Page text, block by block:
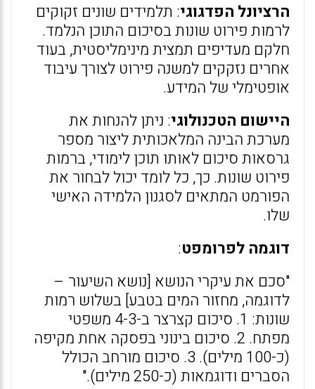
הרציונל הפדגוגי: תלמידים שונים זקוקים
לרמות פירוט שונות בסיכום התוכן הנלמד.
חלקם מעדיפים תמצית מינימליסטית, בעוד
אחרים נזקקים למשנה פירוט לצורך עיבוד
אופטימלי של המידע.
היישום הטכנולוגי: ניתן להנחות את
מערכת הבינה המלאכותית ליצור מספר
גרסאות סיכום לאותו תוכן לימודי, ברמות
פירוט שונות. כך, כל לומד יכול לבחור את
הפורמט המתאים לסגנון הלמידה האישי
שלו.
דוגמה לפרומפט:
"סכם את עיקרי הנושא [נושא השיעור –
לדוגמה, מחזור המים בטבע] בשלוש רמות
שונות: 1. סיכום קצרצר ב-4-3 משפטי
מפתח. 2. סיכום בינוני בפסקה אחת מקיפה
(כ-100 מילים). 3. סיכום מורחב הכולל
הסברים ודוגמאות (כ-250 מילים)."